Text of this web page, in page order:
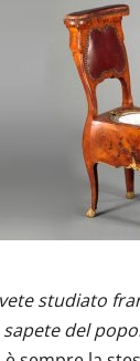
studiato
sapete del